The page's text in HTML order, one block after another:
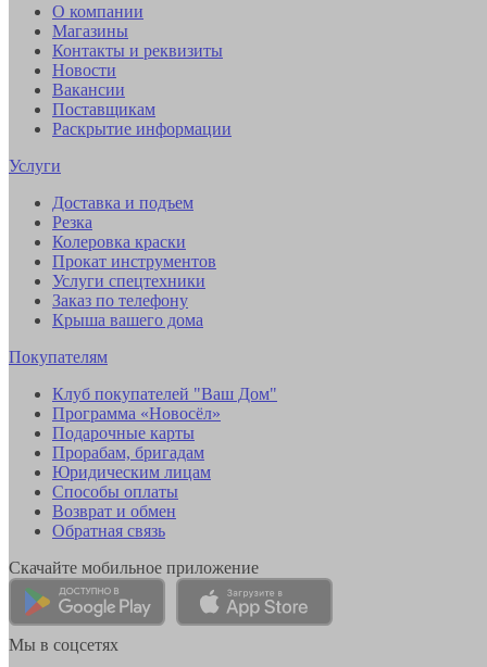
О компании
Магазины
Контакты и реквизиты
Новости
Вакансии
Поставщикам
Раскрытие информации
Услуги
Доставка и подъем
Резка
Колеровка краски
Прокат инструментов
Услуги спецтехники
Заказ по телефону
Крыша вашего дома
Покупателям
Клуб покупателей "Ваш Дом"
Программа «Новосёл»
Подарочные карты
Прорабам, бригадам
Юридическим лицам
Способы оплаты
Возврат и обмен
Обратная связь
Скачайте мобильное приложение
Мы в соцсетях